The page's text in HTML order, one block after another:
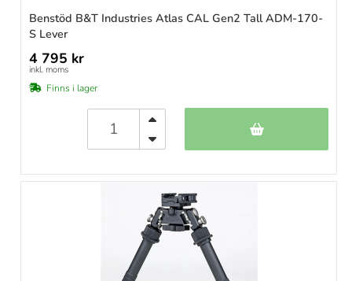
Benstöd B&T Industries Atlas CAL Gen2 Tall ADM-170-
S Lever
4 795 kr
inkl. moms
Finns i lager